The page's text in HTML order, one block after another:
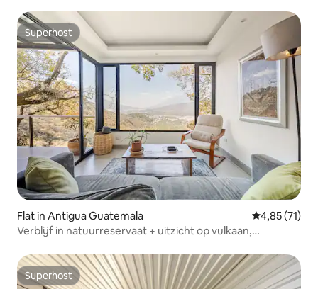
Superhost
Superhost
Flat in Antigua Guatemala Gemiddelde
4,85 (71)
Verblijf in natuurreservaat + uitzicht op vulkaan,
Superhost
Superhost